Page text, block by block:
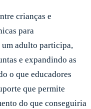
crianças e
para
um adulto participa,
e expandindo as
o que educadores
que permite
do que conseguiria